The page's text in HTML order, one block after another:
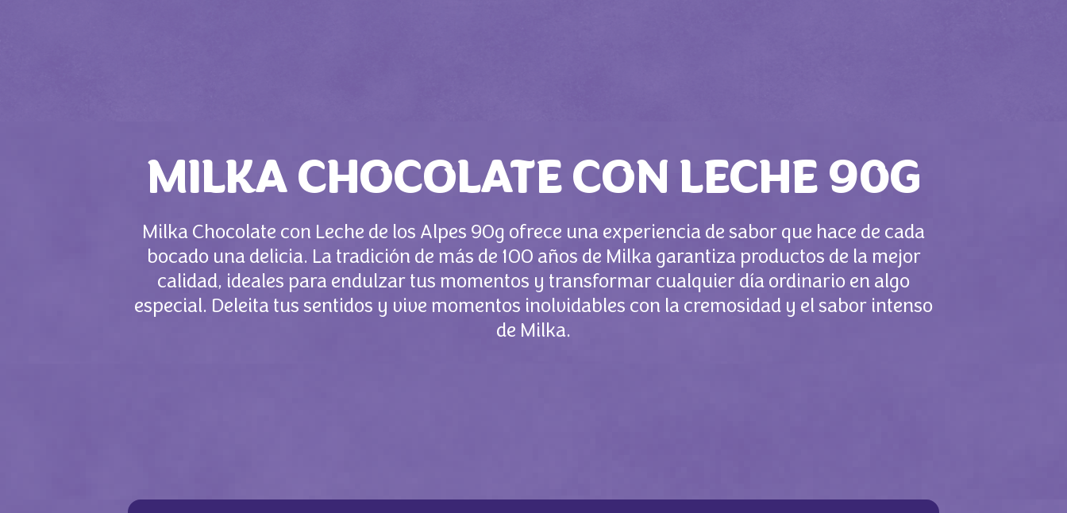
MILKA CHOCOLATE CON LECHE 90G
Milka Chocolate con Leche de los Alpes 90g ofrece una experiencia de sabor que hace de cada
bocado una delicia. La tradición de más de 100 años de Milka garantiza productos de la mejor
calidad, ideales para endulzar tus momentos y transformar cualquier día ordinario en algo
especial. Deleita tus sentidos y vive momentos inolvidables con la cremosidad y el sabor intenso
de Milka.